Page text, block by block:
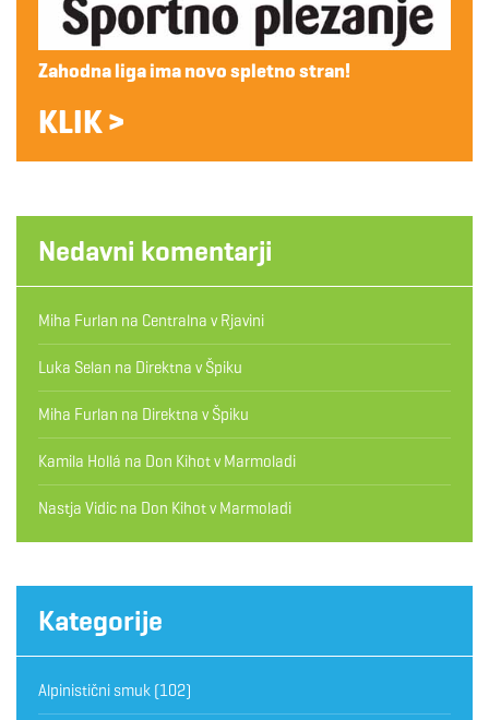
Zahodna liga ima novo spletno stran!
KLIK >
Nedavni komentarji
Miha Furlan na Centralna v Rjavini
Luka Selan na Direktna v Špiku
Miha Furlan na Direktna v Špiku
Kamila Hollá na Don Kihot v Marmoladi
Nastja Vidic na Don Kihot v Marmoladi
Kategorije
Alpinistični smuk (102)